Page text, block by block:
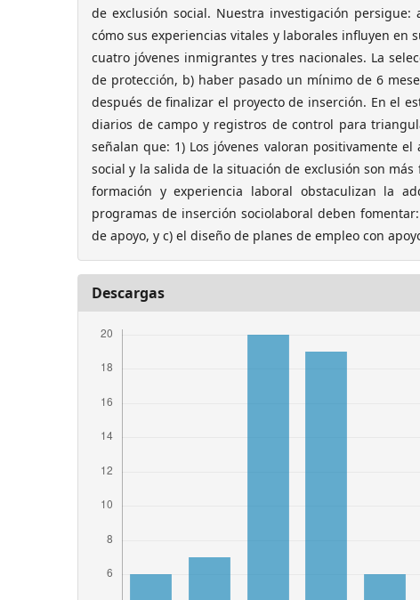
de exclusión social. Nuestra investigación
cómo sus experiencias vitales y laborales influyen en
cuatro jóvenes inmigrantes y tres nacionales. La
de protección, b) haber pasado un mínimo de 6
después de finalizar el proyecto de inserción. En el
diarios de campo y registros de control para
señalan que: 1) Los jóvenes valoran positivamente
social y la salida de la situación de exclusión son
formación y experiencia laboral obstaculizan la
programas de inserción sociolaboral deben
de apoyo, y c) el diseño de planes de empleo con
Descargas